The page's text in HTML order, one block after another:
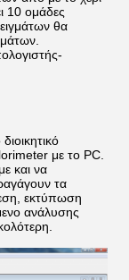
10 ομάδες
θα
με το PC.
και να
τα
εκτύπωση
ανάλυσης